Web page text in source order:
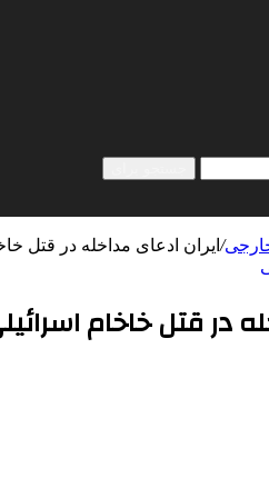
/ ایران ادعای مداخله در قتل
در قتل خاخام